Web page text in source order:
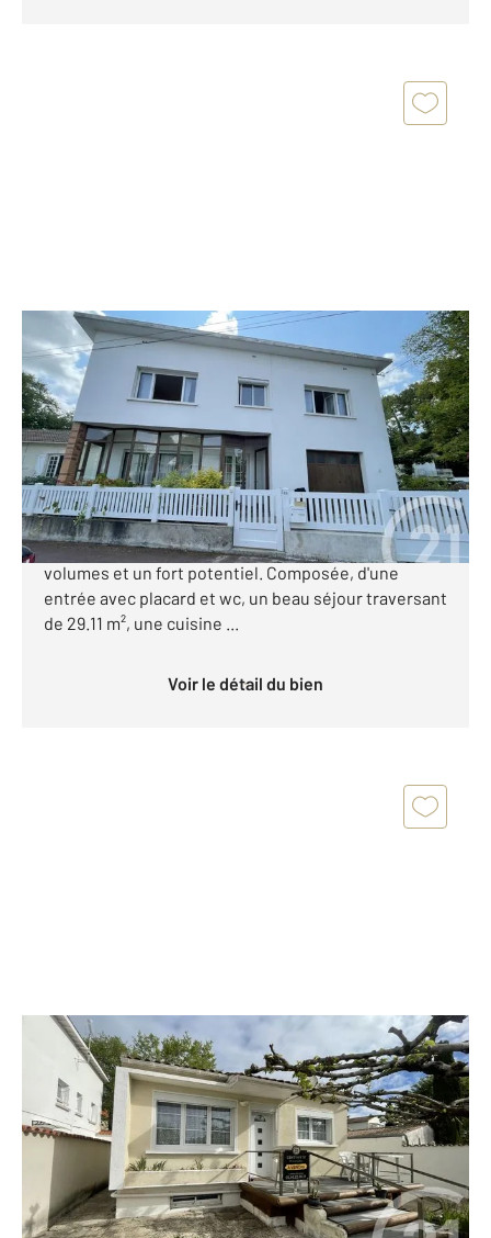
ROYAN 17
153,99 m
, 7 pièces
Ref : 9169
Maison à vendre
348 000 €
ROYAN - 750 M MARCHE DU PARC - Century 21 Grand
Large vous présente cette maison avec de beaux
volumes et un fort potentiel. Composée, d'une
entrée avec placard et wc, un beau séjour traversant
de 29.11 m², une cuisine ...
Voir le détail du bien
ROYAN 17
71,72 m2, 2 pièces
Ref : 9140
Maison à vendre
247 900 €
ROYAN - QUARTIER DU PARC - Century21 Grand